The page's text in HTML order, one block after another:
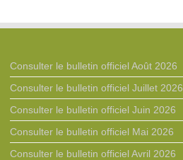
Consulter le bulletin officiel Août 2026
Consulter le bulletin officiel Juillet 2026
Consulter le bulletin officiel Juin 2026
Consulter le bulletin officiel Mai 2026
Consulter le bulletin officiel Avril 2026